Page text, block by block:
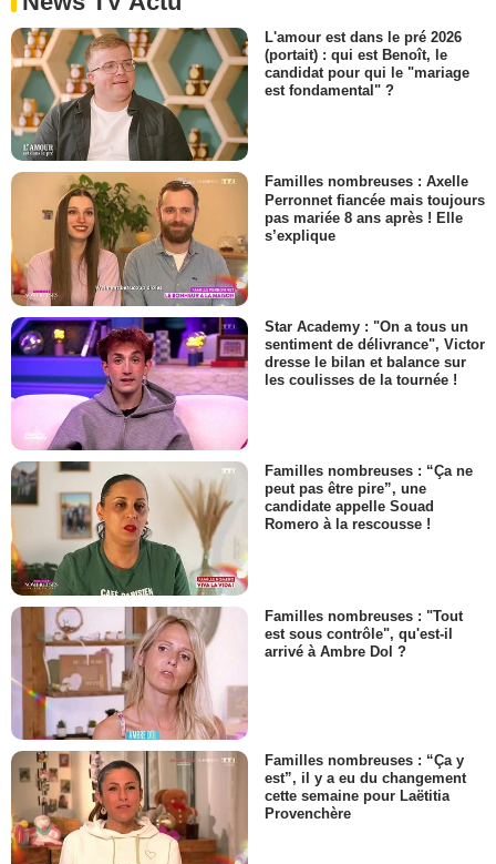
L'amour est dans le pré 2026
(portait) : qui est Benoît, le
candidat pour qui le "mariage
est fondamental" ?
Familles nombreuses : Axelle
Perronnet fiancée mais toujours
pas mariée 8 ans après ! Elle
s’explique
Star Academy : "On a tous un
sentiment de délivrance", Victor
dresse le bilan et balance sur
les coulisses de la tournée !
Familles nombreuses : “Ça ne
peut pas être pire”, une
candidate appelle Souad
Romero à la rescousse !
Familles nombreuses : "Tout
est sous contrôle", qu'est-il
arrivé à Ambre Dol ?
Familles nombreuses : “Ça y
est”, il y a eu du changement
cette semaine pour Laëtitia
Provenchère